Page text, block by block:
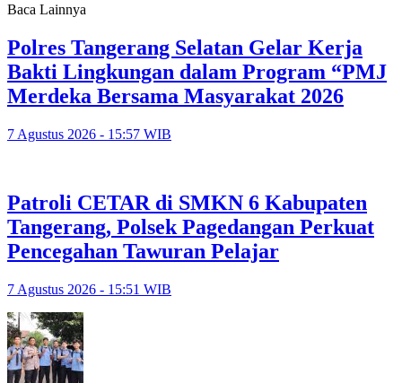
Baca Lainnya
Polres Tangerang Selatan Gelar Kerja
Bakti Lingkungan dalam Program “PMJ
Merdeka Bersama Masyarakat 2026
7 Agustus 2026 - 15:57 WIB
Patroli CETAR di SMKN 6 Kabupaten
Tangerang, Polsek Pagedangan Perkuat
Pencegahan Tawuran Pelajar
7 Agustus 2026 - 15:51 WIB